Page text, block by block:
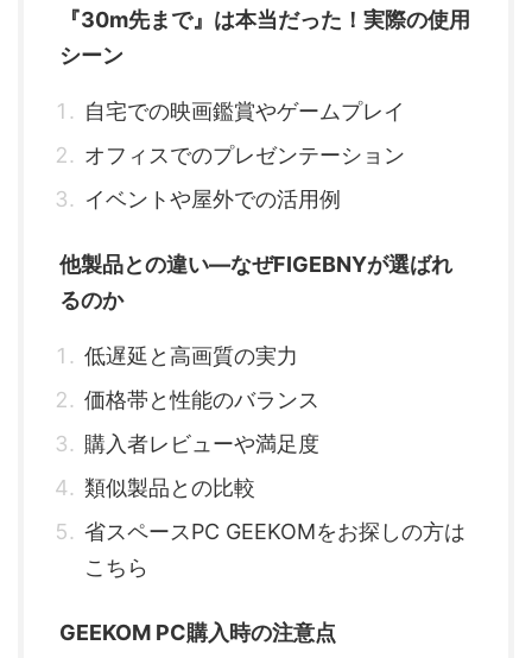
『30m先まで』は本当だった！実際の使用
シーン
自宅での映画鑑賞やゲームプレイ
オフィスでのプレゼンテーション
イベントや屋外での活用例
他製品との違い—なぜFIGEBNYが選ばれ
るのか
低遅延と高画質の実力
価格帯と性能のバランス
購入者レビューや満足度
類似製品との比較
省スペースPC GEEKOMをお探しの方は
こちら
GEEKOM PC購入時の注意点